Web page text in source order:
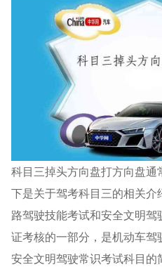
科目三掉头方向盘打方向盘通
下是关于驾考科目三的相关
路驾驶技能考试和安全文明
证考核的一部分，是机动车
安全文明驾驶常识考试科目